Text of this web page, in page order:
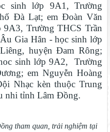
sinh lớp 9A1, Trường
Đà Lạt; em Đoàn Văn
Trường THCS Trần
Gia Hân - học sinh lớp
huyện Đam Rông;
sinh lớp 9A2, Trường
em Nguyễn Hoàng
Nhạc kèn thuộc Trung
nhi tỉnh Lâm Đồng.
tham quan, trải nghiệm tại